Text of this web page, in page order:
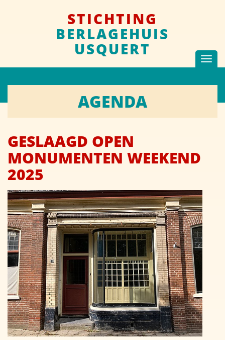
STICHTING
BERLAGEHUIS
USQUERT
AGENDA
GESLAAGD OPEN
MONUMENTEN WEEKEND
2025